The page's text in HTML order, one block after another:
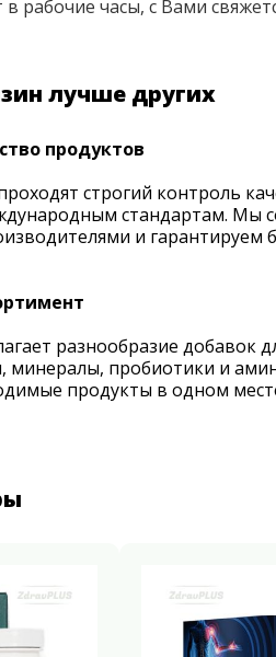
рабочие часы, с Вами
лучше других
продуктов
строгий контроль
стандартам. Мы
и гарантируем
разнообразие добавок
минералы, пробиотики и
продукты в одном